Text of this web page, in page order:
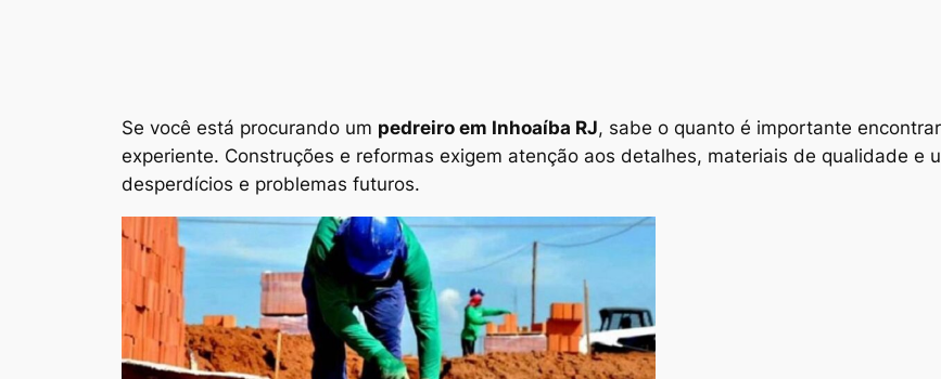
Se você está procurando um pedreiro em Inhoaíba RJ, sabe o quanto é importante
experiente. Construções e reformas exigem atenção aos detalhes, materiais de qualidade e
desperdícios e problemas futuros.